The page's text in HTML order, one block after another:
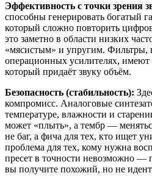
Эффективность с точки зрения
способны генерировать богатый
который сложно повторить
это заметно в области низких
«мясистым» и упругим. Фильтры,
операционных усилителях, имеют
который придаёт звуку объём.
Безопасность (стабильность):
компромисс. Аналоговые
температуре, влажности и
может «плыть», а тембр —
не баг, а фича для тех, кто ищет
проблема для тех, кому нужна
пресет в точности невозможно —
вы получите похожий, но не